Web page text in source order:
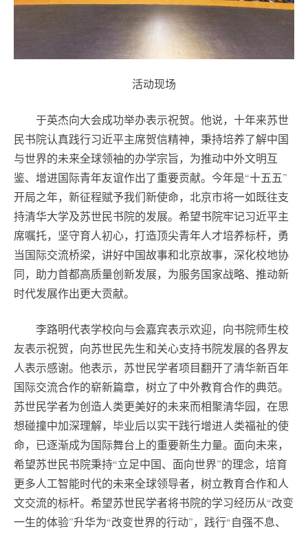
活动现场
于英杰向大会成功举办表示祝贺。他说，十年来苏世
民书院认真践行习近平主席贺信精神，秉持培养了解中国
与世界的未来全球领袖的办学宗旨，为推动中外文明互
鉴、增进国际青年友谊作出了重要贡献。今年是“十五五”
开局之年，新征程赋予我们新使命，北京市将一如既往支
持清华大学及苏世民书院的发展。希望书院牢记习近平主
席嘱托，坚守育人初心，打造顶尖青年人才培养标杆，勇
当国际交流桥梁，讲好中国故事和北京故事，深化校地协
同，助力首都高质量创新发展，为服务国家战略、推动新
时代发展作出更大贡献。
李路明代表学校向与会嘉宾表示欢迎，向书院师生校
友表示祝贺，向苏世民先生和关心支持书院发展的各界友
人表示感谢。他表示，苏世民学者项目翻开了清华新百年
国际交流合作的崭新篇章，树立了中外教育合作的典范。
苏世民学者为创造人类更美好的未来而相聚清华园，在思
想碰撞中加深理解，毕业后以实干践行增进人类福祉的使
命，已逐渐成为国际舞台上的重要新生力量。面向未来，
希望苏世民书院秉持“立足中国、面向世界”的理念，培育
更多人工智能时代的未来全球领导者，树立教育合作和人
文交流的标杆。希望苏世民学者将书院的学习经历从“改变
一生的体验”升华为“改变世界的行动”，践行“自强不息、